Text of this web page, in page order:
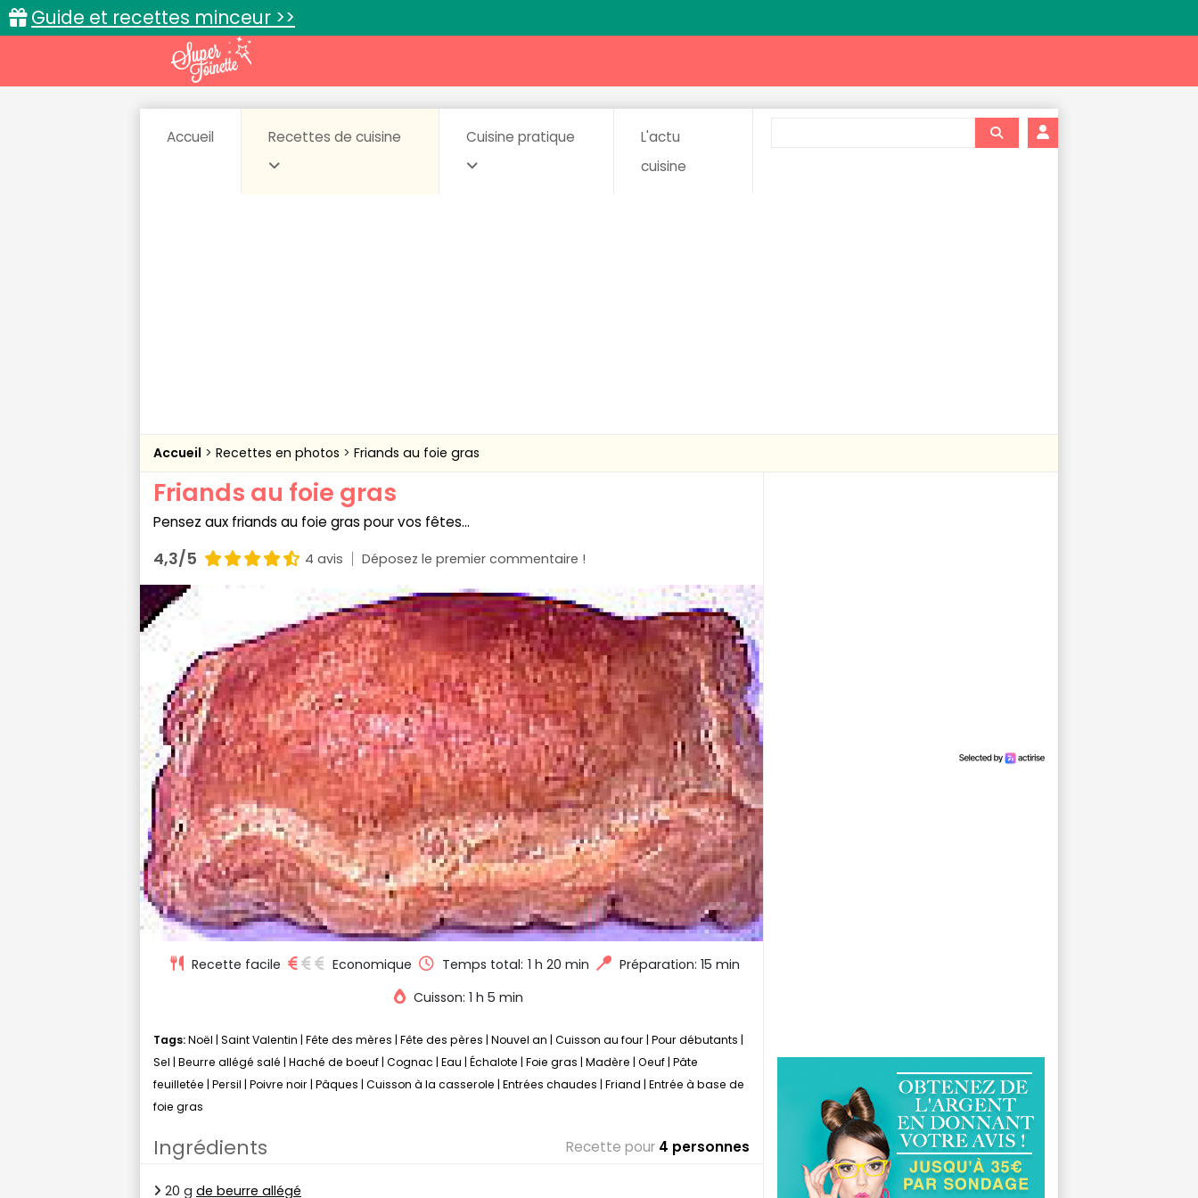
Guide et recettes minceur >>
Accueil Recettes de cuisine Cuisine pratique
L'actu
cuisine
Accueil Recettes en photos Friands au foie gras
Friands au foie gras
Pensez aux friands au foie gras pour vos fêtes...
4,3/5 4 avis Déposez le premier commentaire !
Recette facile Economique Temps total: 1 h 20 min
Préparation: 15 min
Cuisson: 1 h 5 min
Tags:Noël | Saint Valentin | Fête des mères | Fête des pères | Nouvel an | Cuisson au four | Pour débutants |
Sel | Beurre allégé salé | Haché de boeuf | Cognac | Eau | Échalote | Foie gras | Madère | Oeuf | Pâte
feuilletée | Persil | Poivre noir | Pâques | Cuisson à la casserole | Entrées chaudes | Friand | Entrée à base de
foie gras
Ingrédients Recette pour 4 personnes
20 g de beurre allégé